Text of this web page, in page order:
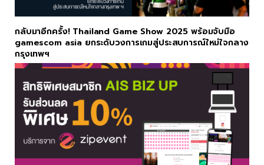
กลับมาอีกครั้ง! Thailand Game Show 2025 พร้อมจับมือ
gamescom asia ยกระดับวงการเกมสู่ประสบการณ์ใหม่ใจกลาง
กรุงเทพฯ